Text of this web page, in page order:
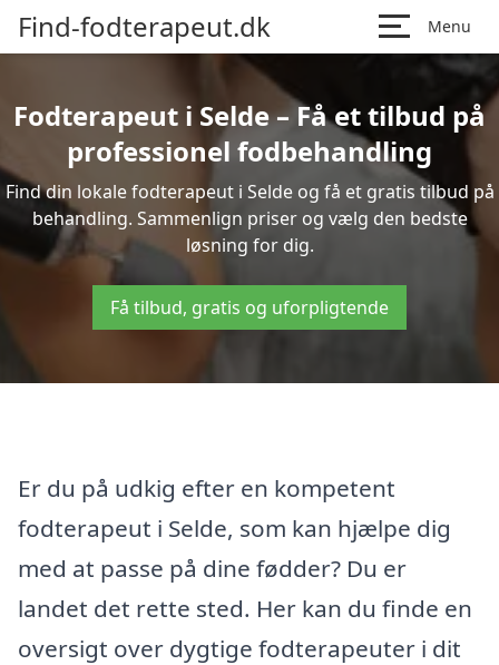
Find-fodterapeut.dk Menu
Fodterapeut i Selde – Få et tilbud på
professionel fodbehandling
Find din lokale fodterapeut i Selde og få et gratis tilbud på
behandling. Sammenlign priser og vælg den bedste
løsning for dig.
Få tilbud, gratis og uforpligtende
Er du på udkig efter en kompetent
fodterapeut i Selde, som kan hjælpe dig
med at passe på dine fødder? Du er
landet det rette sted. Her kan du finde en
oversigt over dygtige fodterapeuter i dit